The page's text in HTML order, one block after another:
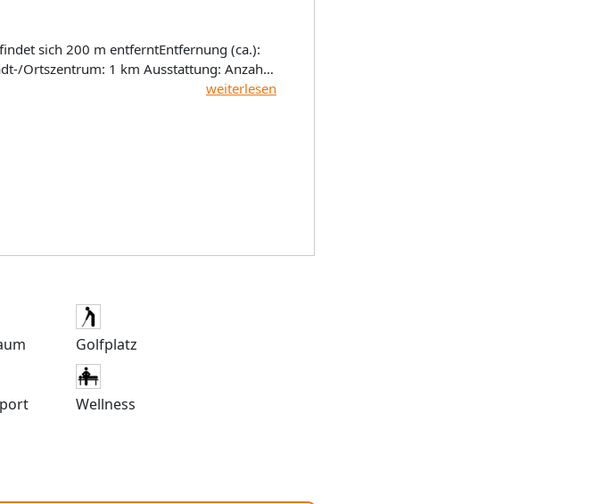
1 km Ausstattung: Anzahl
24 Std., Hotelsafe(s) (gegen Gebühr),
TV-Bereich/-EckeRoomservice
am Swimmingpool (gegen
Verfügbarkeit): auf dem Hotelgelände: ,
Spielplätze:
(inklusive)Safe (gegen
zur Alleinnutzung, (DAG) Suite (1
+ Kinder): 2+0, max. Belegung
oder
(inklusive)Heizung Verpflegung:
weiterlesen
Golfplatz
Wellness